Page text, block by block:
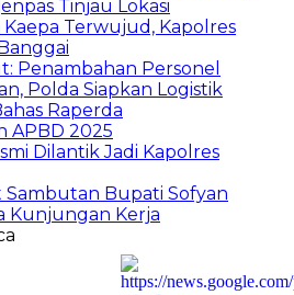
Tinjau Lokasi
Terwujud, Kapolres
Penambahan Personel
Polda Siapkan Logistik
Raperda
APBD 2025
Dilantik Jadi Kapolres
Sambutan Bupati Sofyan
Kunjungan Kerja